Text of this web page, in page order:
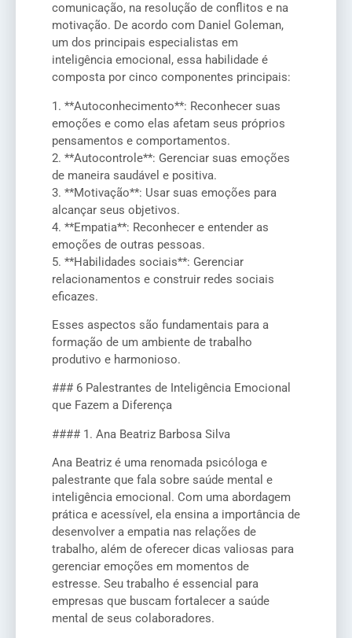
comunicação, na resolução de conflitos e na
motivação. De acordo com Daniel Goleman,
um dos principais especialistas em
inteligência emocional, essa habilidade é
composta por cinco componentes principais:
1. **Autoconhecimento**: Reconhecer suas
emoções e como elas afetam seus próprios
pensamentos e comportamentos.
2. **Autocontrole**: Gerenciar suas emoções
de maneira saudável e positiva.
3. **Motivação**: Usar suas emoções para
alcançar seus objetivos.
4. **Empatia**: Reconhecer e entender as
emoções de outras pessoas.
5. **Habilidades sociais**: Gerenciar
relacionamentos e construir redes sociais
eficazes.
Esses aspectos são fundamentais para a
formação de um ambiente de trabalho
produtivo e harmonioso.
### 6 Palestrantes de Inteligência Emocional
que Fazem a Diferença
#### 1. Ana Beatriz Barbosa Silva
Ana Beatriz é uma renomada psicóloga e
palestrante que fala sobre saúde mental e
inteligência emocional. Com uma abordagem
prática e acessível, ela ensina a importância de
desenvolver a empatia nas relações de
trabalho, além de oferecer dicas valiosas para
gerenciar emoções em momentos de
estresse. Seu trabalho é essencial para
empresas que buscam fortalecer a saúde
mental de seus colaboradores.